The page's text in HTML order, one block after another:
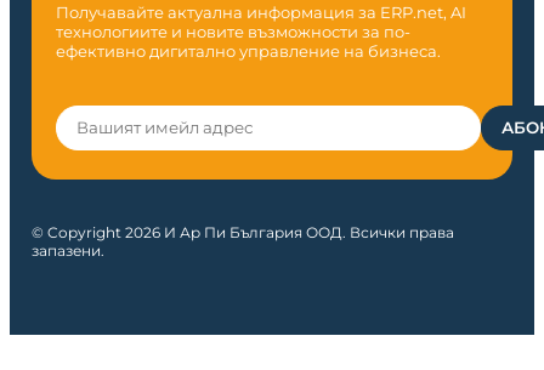
Получавайте актуална информация за ERP.net, AI
технологиите и новите възможности за по-
ефективно дигитално управление на бизнеса.
© Copyright 2026 И Ар Пи България ООД. Всички права
запазени.